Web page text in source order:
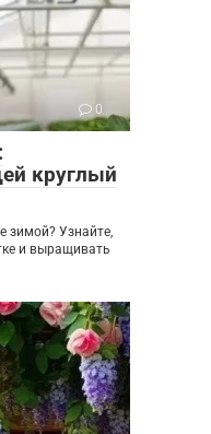
0
круглый
зимой? Узнайте,
и выращивать